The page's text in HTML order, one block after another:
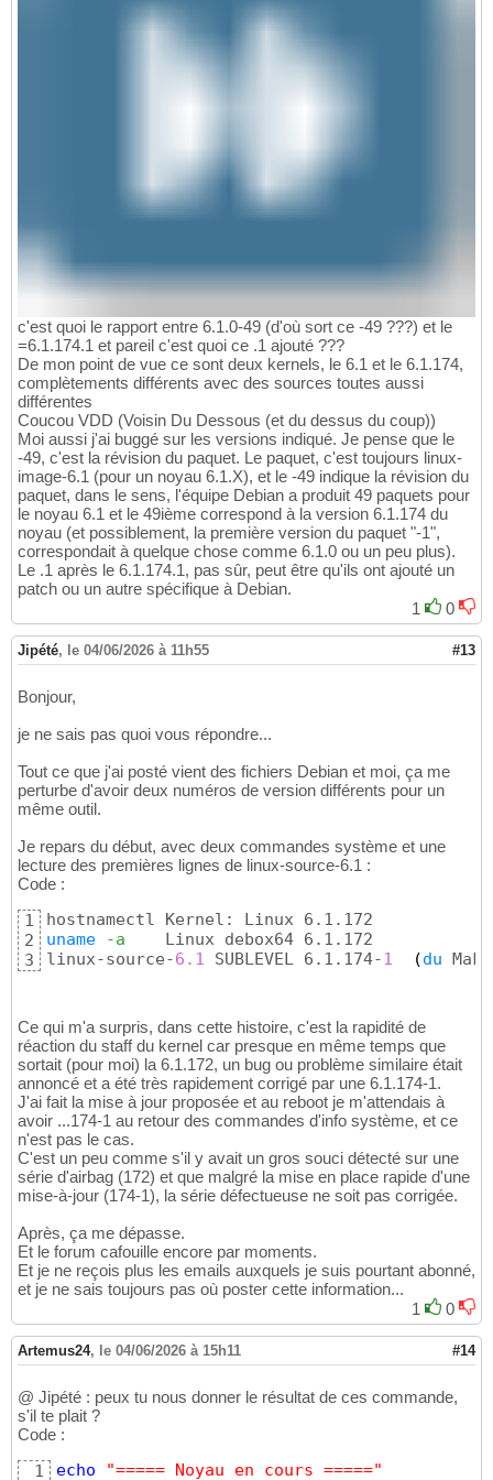
c'est quoi le rapport entre 6.1.0-49 (d'où sort ce -49 ???) et le
=6.1.174.1 et pareil c'est quoi ce .1 ajouté ???
De mon point de vue ce sont deux kernels, le 6.1 et le 6.1.174,
complètements différents avec des sources toutes aussi
différentes
Coucou VDD (Voisin Du Dessous (et du dessus du coup))
Moi aussi j'ai buggé sur les versions indiqué. Je pense que le
-49, c'est la révision du paquet. Le paquet, c'est toujours linux-
image-6.1 (pour un noyau 6.1.X), et le -49 indique la révision du
paquet, dans le sens, l'équipe Debian a produit 49 paquets pour
le noyau 6.1 et le 49ième correspond à la version 6.1.174 du
noyau (et possiblement, la première version du paquet "-1",
correspondait à quelque chose comme 6.1.0 ou un peu plus).
Le .1 après le 6.1.174.1, pas sûr, peut être qu'ils ont ajouté un
patch ou un autre spécifique à Debian.
1
0
Jipété, le 04/06/2026 à 11h55 #13
Bonjour,
je ne sais pas quoi vous répondre...
Tout ce que j'ai posté vient des fichiers Debian et moi, ça me
perturbe d'avoir deux numéros de version différents pour un
même outil.
Je repars du début, avec deux commandes système et une
lecture des premières lignes de linux-source-6.1 :
Code :
1
2
3
uname
-a
    Linux debox64 6.1.172
linux-source-6.1 SUBLEVEL 6.1.174-1 (du
Ce qui m'a surpris, dans cette histoire, c'est la rapidité de
réaction du staff du kernel car presque en même temps que
sortait (pour moi) la 6.1.172, un bug ou problème similaire était
annoncé et a été très rapidement corrigé par une 6.1.174-1.
J'ai fait la mise à jour proposée et au reboot je m'attendais à
avoir ...174-1 au retour des commandes d'info système, et ce
n'est pas le cas.
C'est un peu comme s'il y avait un gros souci détecté sur une
série d'airbag (172) et que malgré la mise en place rapide d'une
mise-à-jour (174-1), la série défectueuse ne soit pas corrigée.
Après, ça me dépasse.
Et le forum cafouille encore par moments.
Et je ne reçois plus les emails auxquels je suis pourtant abonné,
et je ne sais toujours pas où poster cette information...
1
0
Artemus24, le 04/06/2026 à 15h11 #14
@ Jipété : peux tu nous donner le résultat de ces commande,
s'il te plait ?
Code :
1
echo
"===== Noyau en cours ====="